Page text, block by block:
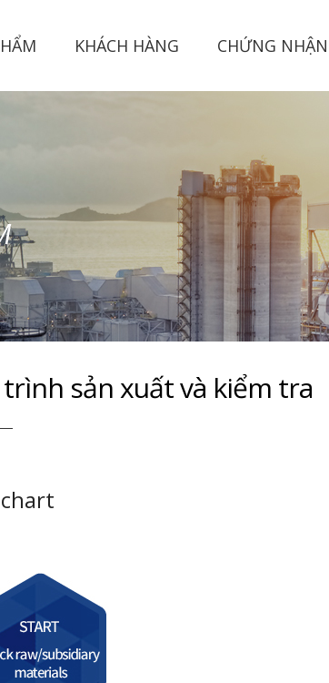
KHÁCH HÀNG CHỨNG NHẬN
sản xuất và kiểm tra